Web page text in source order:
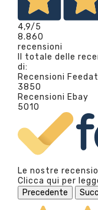
4,9/5
8.860
recensioni
Il totale delle
di:
Recensioni
3850
Recensioni Ebay
5010
Le nostre
Clicca qui per
Precedente